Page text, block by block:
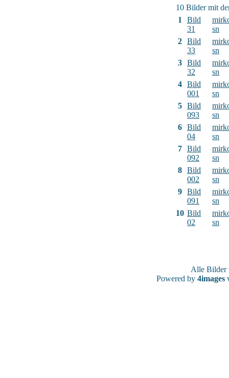
10 Bilder mit
1
Bild
31
sn
2 Bild
33
sn
3 Bild
32
sn
4 Bild
001
sn
5 Bild
093
sn
6 Bild
04
sn
7 Bild
092
sn
8 Bild
002
sn
9 Bild
091
sn
10 Bild
02
sn
Alle
Powered by 4images